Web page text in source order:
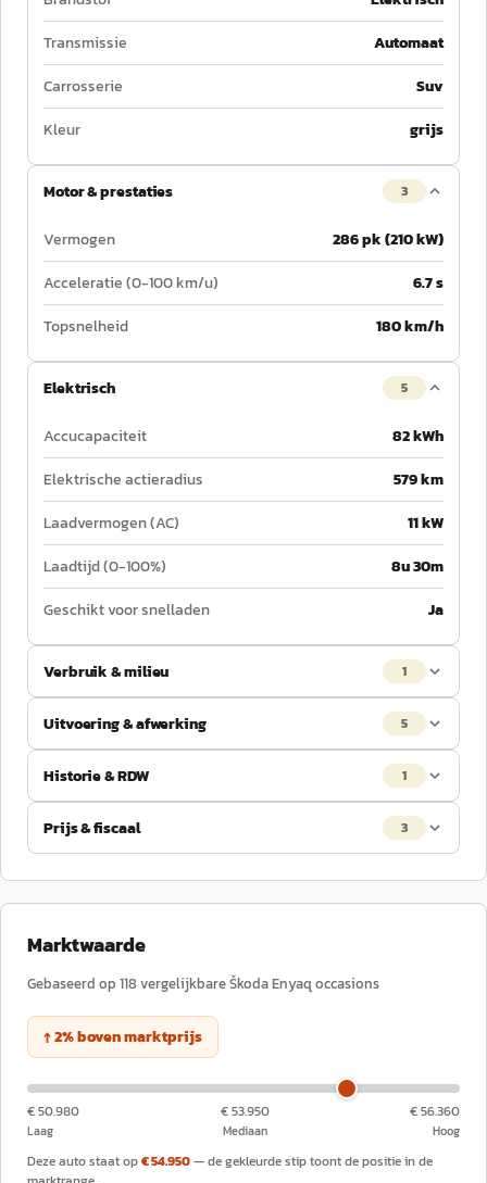
Transmissie
Automaat
Carrosserie
Suv
Kleur
grijs
Motor & prestaties 3
Vermogen
286 pk (210 kW)
Acceleratie (0-100 km/u)
6.7 s
Topsnelheid
180 km/h
Elektrisch 5
Accucapaciteit
82 kWh
Elektrische actieradius
579 km
Laadvermogen (AC)
11 kW
Laadtijd (0-100%)
8u 30m
Geschikt voor snelladen
Ja
Verbruik & milieu 1
Uitvoering & afwerking 5
Historie & RDW 1
Prijs & fiscaal 3
Marktwaarde
Gebaseerd op 118 vergelijkbareŠkodaEnyaq occasions
↑2%bovenmarktprijs
€ 50.980
Laag
€ 53.950
Mediaan
€ 56.360
Hoog
Deze auto staat op€ 54.950— de gekleurde stip toont de positie in de